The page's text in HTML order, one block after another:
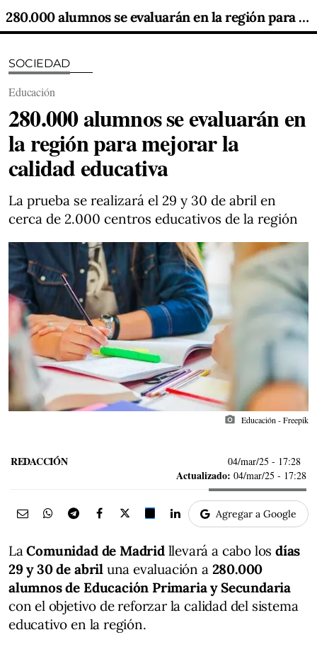
280.000 alumnos se evaluarán en la región para mejorar la calidad educativa
SOCIEDAD
Educación
280.000 alumnos se evaluarán en
la región para mejorar la
calidad educativa
La prueba se realizará el 29 y 30 de abril en
cerca de 2.000 centros educativos de la región
photo_camera Educación - Freepik
REDACCIÓN 04/mar/25 - 17:28
Actualizado: 04/mar/25 - 17:28
Agregar a Google
LaComunidad de Madridllevará a cabo losdías
29 y 30 de abriluna evaluación a 280.000
alumnos de Educación Primaria y Secundaria
con el objetivo de reforzar la calidad del sistema
educativo en la región.